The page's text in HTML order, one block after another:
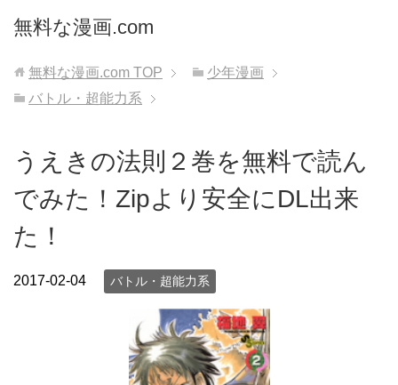
無料な漫画.com
無料な漫画.com TOP
少年漫画
バトル・超能力系
うえきの法則２巻を無料で読ん
でみた！Zipより安全にDL出来
た！
2017-02-04 バトル・超能力系